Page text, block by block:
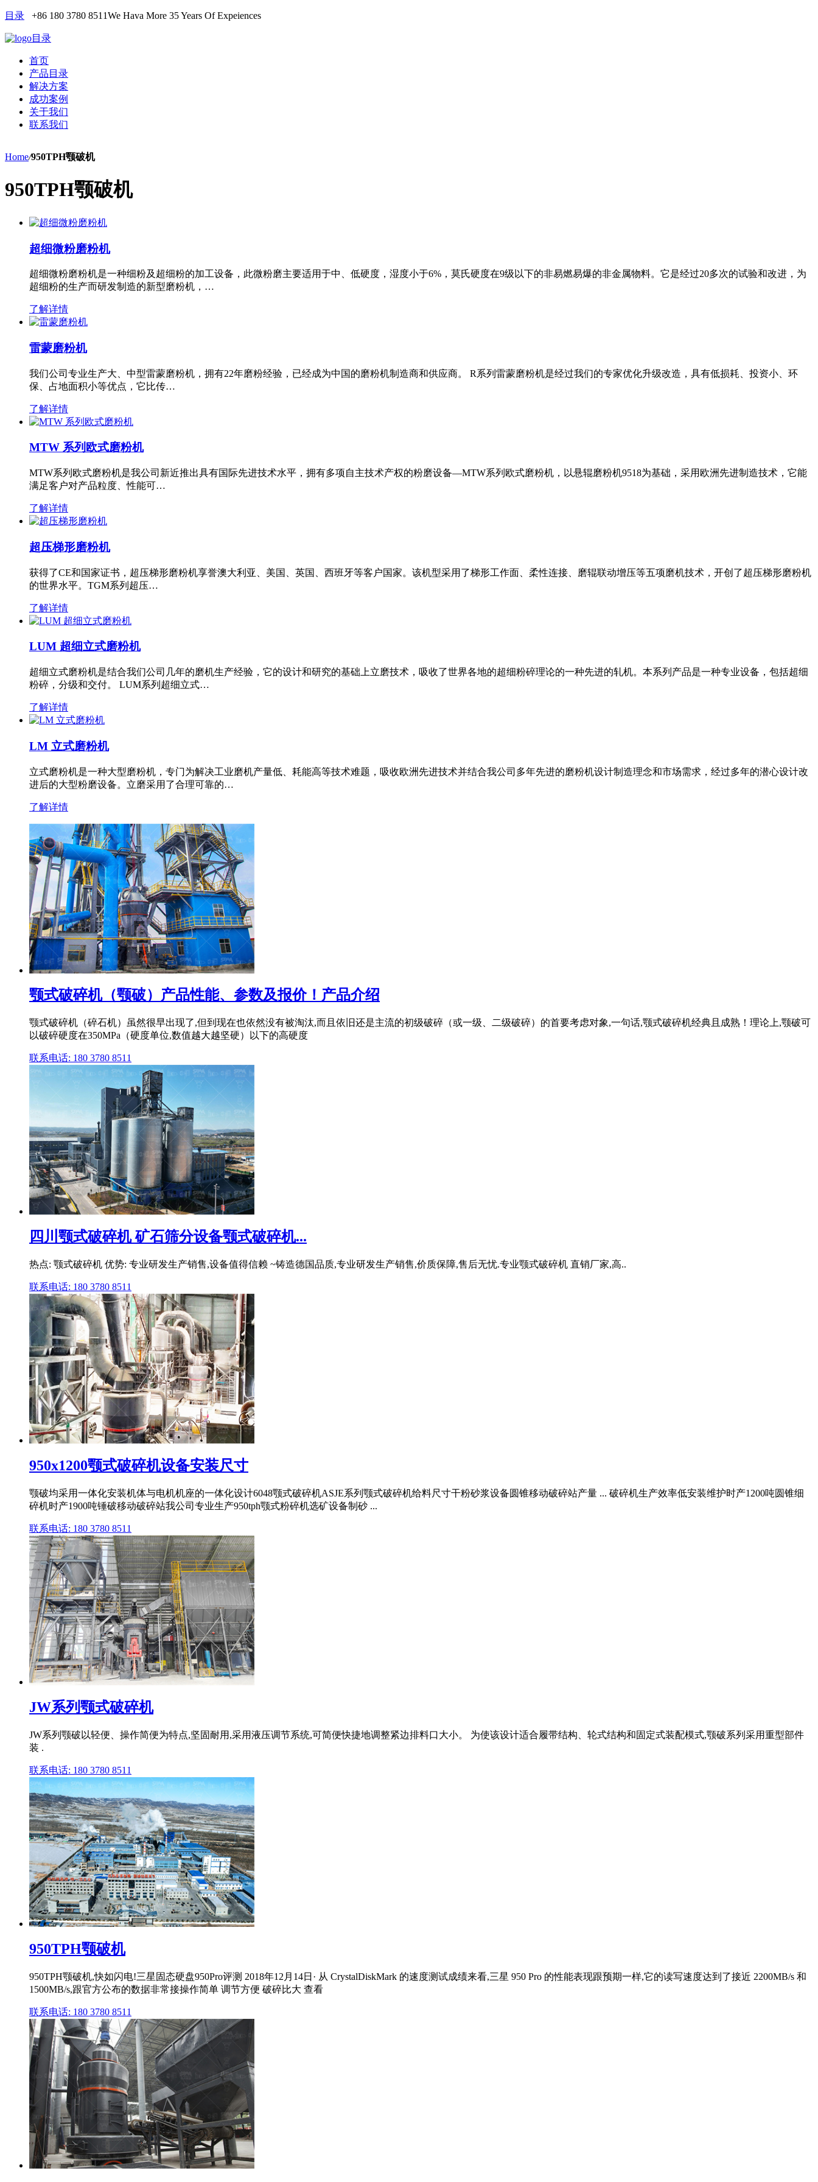
目录 +86 180 3780 8511We Hava More 35 Years Of Expeiences
目录
首页
产品目录
解决方案
成功案例
关于我们
联系我们
Home/950TPH颚破机
950TPH颚破机
超细微粉磨粉机
超细微粉磨粉机是一种细粉及超细粉的加工设备，此微粉磨主要适用于中、低硬度，湿度小于6%，莫氏硬度在9级以下的非易燃易爆的非金属物料。它是经过20多次的试验和改进，为
超细粉的生产而研发制造的新型磨粉机，…
了解详情
雷蒙磨粉机
我们公司专业生产大、中型雷蒙磨粉机，拥有22年磨粉经验，已经成为中国的磨粉机制造商和供应商。 R系列雷蒙磨粉机是经过我们的专家优化升级改造，具有低损耗、投资小、环
保、占地面积小等优点，它比传…
了解详情
MTW 系列欧式磨粉机
MTW系列欧式磨粉机是我公司新近推出具有国际先进技术水平，拥有多项自主技术产权的粉磨设备—MTW系列欧式磨粉机，以悬辊磨粉机9518为基础，采用欧洲先进制造技术，它能
满足客户对产品粒度、性能可…
了解详情
超压梯形磨粉机
获得了CE和国家证书，超压梯形磨粉机享誉澳大利亚、美国、英国、西班牙等客户国家。该机型采用了梯形工作面、柔性连接、磨辊联动增压等五项磨机技术，开创了超压梯形磨粉机
的世界水平。TGM系列超压…
了解详情
LUM 超细立式磨粉机
超细立式磨粉机是结合我们公司几年的磨机生产经验，它的设计和研究的基础上立磨技术，吸收了世界各地的超细粉碎理论的一种先进的轧机。本系列产品是一种专业设备，包括超细
粉碎，分级和交付。 LUM系列超细立式…
了解详情
LM 立式磨粉机
立式磨粉机是一种大型磨粉机，专门为解决工业磨机产量低、耗能高等技术难题，吸收欧洲先进技术并结合我公司多年先进的磨粉机设计制造理念和市场需求，经过多年的潜心设计改
进后的大型粉磨设备。立磨采用了合理可靠的…
了解详情
颚式破碎机（颚破）产品性能、参数及报价！产品介绍
颚式破碎机（碎石机）虽然很早出现了,但到现在也依然没有被淘汰,而且依旧还是主流的初级破碎（或一级、二级破碎）的首要考虑对象,一句话,颚式破碎机经典且成熟！理论上,颚破可
以破碎硬度在350MPa（硬度单位,数值越大越坚硬）以下的高硬度
联系电话: 180 3780 8511
四川颚式破碎机 矿石筛分设备颚式破碎机...
热点: 颚式破碎机 优势: 专业研发生产销售,设备值得信赖 ~铸造德国品质,专业研发生产销售,价质保障,售后无忧.专业颚式破碎机 直销厂家,高..
联系电话: 180 3780 8511
950x1200颚式破碎机设备安装尺寸
颚破均采用一体化安装机体与电机机座的一体化设计6048颚式破碎机ASJE系列颚式破碎机给料尺寸干粉砂浆设备圆锥移动破碎站产量 ... 破碎机生产效率低安装维护时产1200吨圆锥细
碎机时产1900吨锤破移动破碎站我公司专业生产950tph颚式粉碎机选矿设备制砂 ...
联系电话: 180 3780 8511
JW系列颚式破碎机
JW系列颚破以轻便、操作简便为特点,坚固耐用,采用液压调节系统,可简便快捷地调整紧边排料口大小。 为使该设计适合履带结构、轮式结构和固定式装配模式,颚破系列采用重型部件
装 .
联系电话: 180 3780 8511
950TPH颚破机
950TPH颚破机,快如闪电!三星固态硬盘950Pro评测 2018年12月14日· 从 CrystalDiskMark 的速度测试成绩来看,三星 950 Pro 的性能表现跟预期一样,它的读写速度达到了接近 2200MB/s 和
1500MB/s,跟官方公布的数据非常接操作简单 调节方便 破碎比大 查看
联系电话: 180 3780 8511